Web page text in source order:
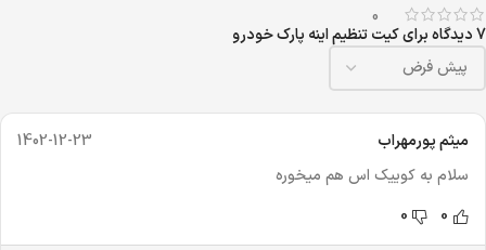
0
7 دیدگاه برای
کیت تنظیم اینه پارک خودرو
میثم پورمهراب
1402-12-23
سلام به کوییک اس هم میخوره
0
0